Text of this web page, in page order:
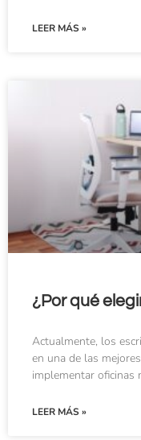
LEER MÁS »
¿Por qué
Actualmente, los
en una de las
implementar oficinas
LEER MÁS »